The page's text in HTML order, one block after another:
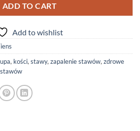
ADD TO CART
Add to wishlist
, kości, stawy, zapalenie stawów, zdrowe